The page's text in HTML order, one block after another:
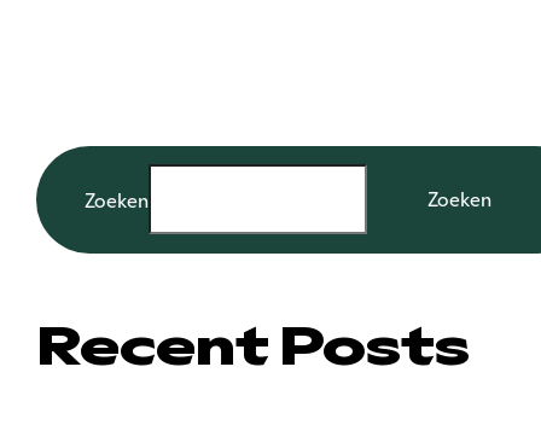
Zoeken Zoeken
Recent Posts